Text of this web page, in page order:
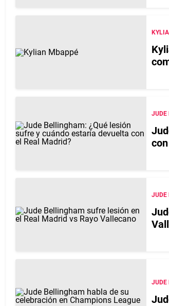
JUDE
JUDE
JUDE